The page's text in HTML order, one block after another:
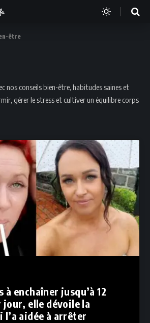
être
nos conseils bien-être, habitudes saines et
gérer le stress et cultiver un équilibre corps
à enchaîner jusqu’à 12
elle dévoile la
l’a aidée à arrêter